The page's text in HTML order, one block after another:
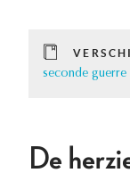
seconde
De